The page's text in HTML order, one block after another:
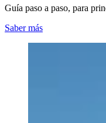
Guía paso a paso, para
Saber más